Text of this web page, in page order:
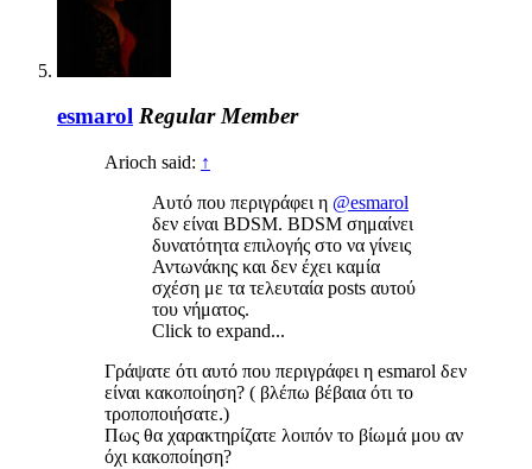
esmarol Regular Member
Arioch said: ↑
Αυτό που περιγράφει η @esmarol
δεν είναι BDSM. BDSM σημαίνει
δυνατότητα επιλογής στο να γίνεις
Αντωνάκης και δεν έχει καμία
σχέση με τα τελευταία posts αυτού
του νήματος.
Click to expand...
Γράψατε ότι αυτό που περιγράφει η esmarol δεν
είναι κακοποίηση? ( βλέπω βέβαια ότι το
τροποποιήσατε.)
Πως θα χαρακτηρίζατε λοιπόν το βίωμά μου αν
όχι κακοποίηση?